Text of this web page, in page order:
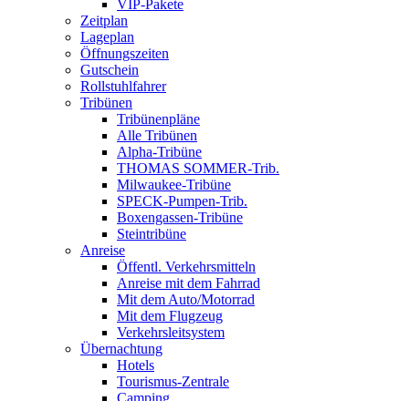
VIP-Pakete
Zeitplan
Lageplan
Öffnungszeiten
Gutschein
Rollstuhlfahrer
Tribünen
Tribünenpläne
Alle Tribünen
Alpha-Tribüne
THOMAS SOMMER-Trib.
Milwaukee-Tribüne
SPECK-Pumpen-Trib.
Boxengassen-Tribüne
Steintribüne
Anreise
Öffentl. Verkehrsmitteln
Anreise mit dem Fahrrad
Mit dem Auto/Motorrad
Mit dem Flugzeug
Verkehrsleitsystem
Übernachtung
Hotels
Tourismus-Zentrale
Camping